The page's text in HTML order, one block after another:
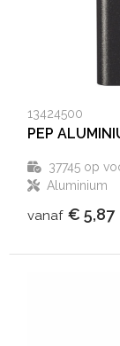
13424500
PEP
37745op
Aluminium
vanaf € 5,87